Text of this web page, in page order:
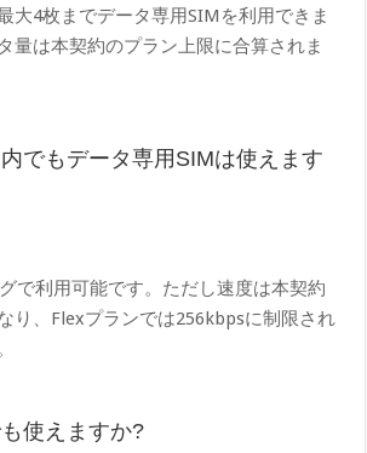
大4枚までデータ専用SIMを利用できま
量は本契約のプラン上限に合算されま
でもデータ専用SIMは使えます
で利用可能です。ただし速度は本契約
り、Flexプランでは256kbpsに制限され
使えますか?